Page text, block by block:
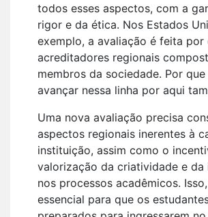
todos esses aspectos, com a
rigor e da ética. Nos Estados
exemplo, a avaliação é feita por
acreditadores regionais
membros da sociedade. Por que
avançar nessa linha por aqui
Uma nova avaliação precisa
aspectos regionais inerentes à
instituição, assim como o
valorização da criatividade e da
nos processos acadêmicos.
essencial para que os